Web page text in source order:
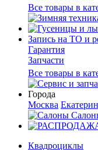
Все товары в
Запись на ТО и
Гарантия
Запчасти
Все товары в
Города
Москва
Квадроциклы